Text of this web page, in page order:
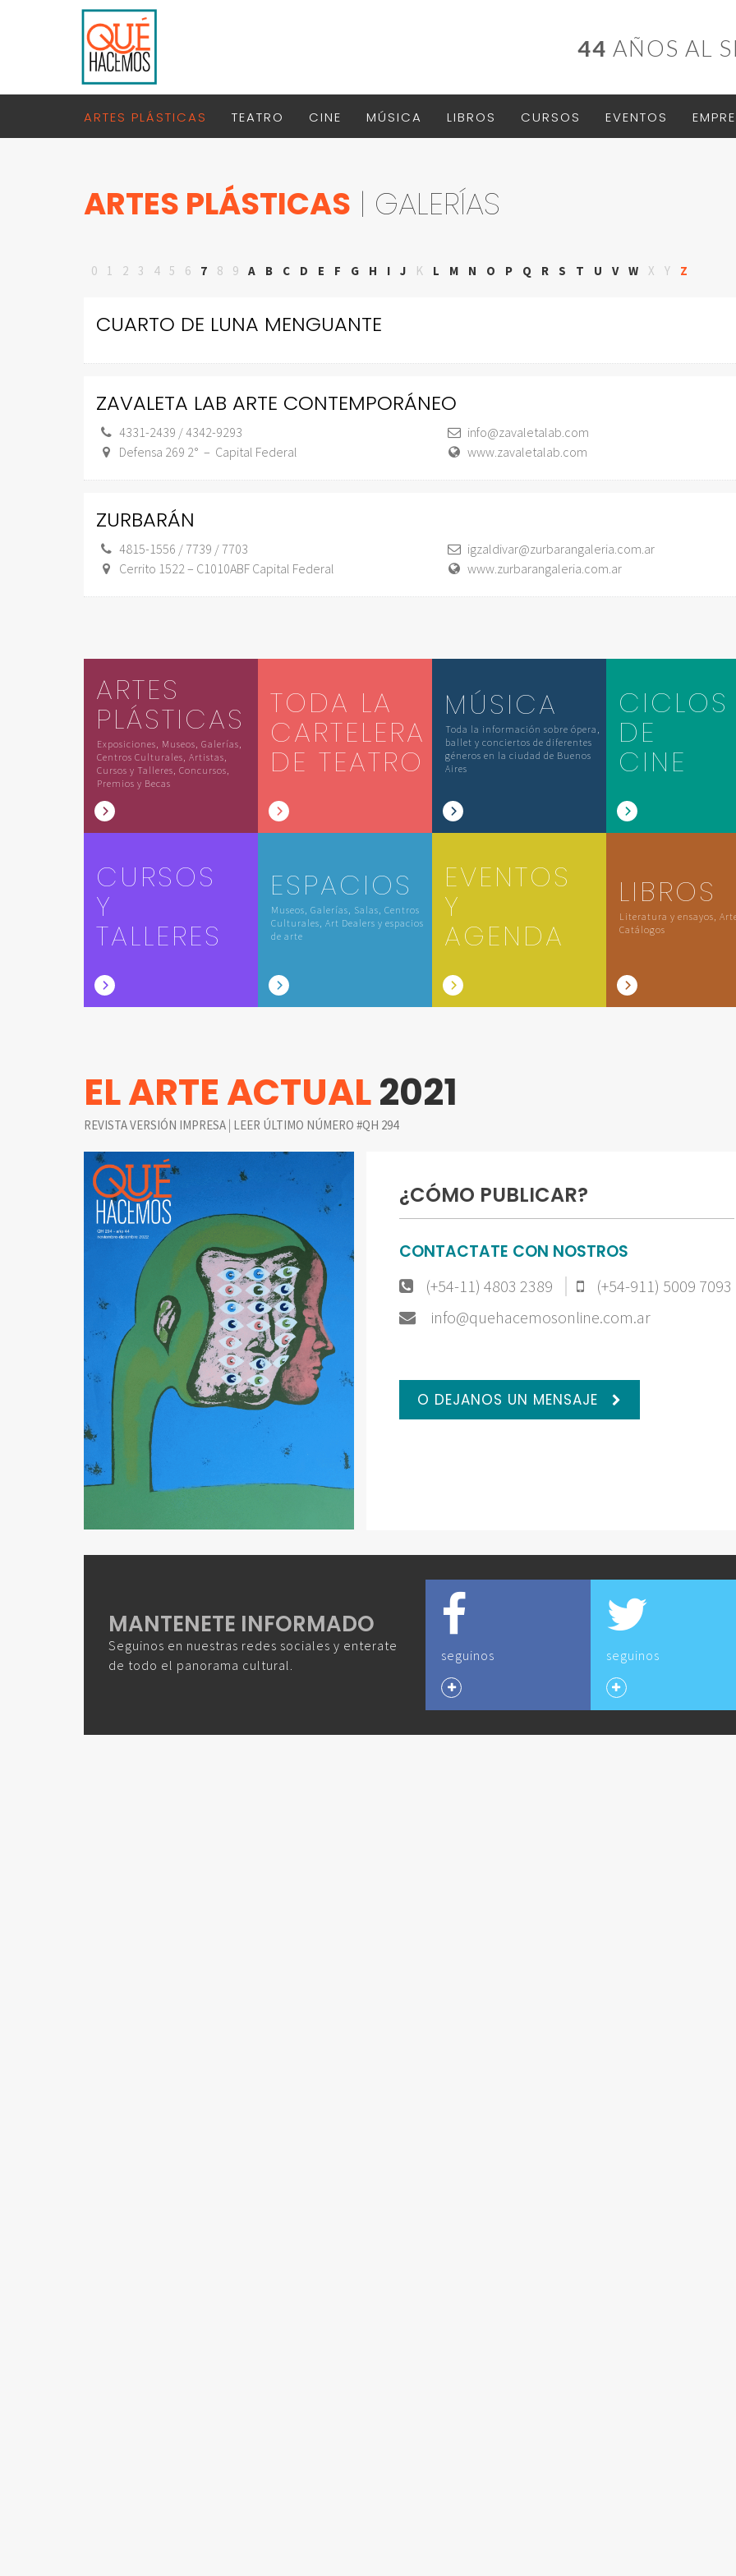
44 AÑOS AL
ARTES PLÁSTICAS TEATRO CINE MÚSICA LIBROS CURSOS EVENTOS
ARTES PLÁSTICAS | GALERÍAS
0 1 2 3 4 5 6 7 8 9 A B C D E F G H I J K L M N O P Q R S T U V W X Y Z
CUARTO DE LUNA MENGUANTE
ZAVALETA LAB ARTE CONTEMPORÁNEO
4331-2439 / 4342-9293
info@zavaletalab.com
Defensa 269 2° – Capital Federal
www.zavaletalab.com
ZURBARÁN
4815-1556 / 7739 / 7703
igzaldivar@zurbarangaleria.com.ar
Cerrito 1522 – C1010ABF Capital Federal
www.zurbarangaleria.com.ar
ARTES
PLÁSTICAS
Exposiciones, Museos, Galerías,
Centros Culturales, Artistas,
Cursos y Talleres, Concursos,
Premios y Becas
TODA LA
CARTELERA
DE TEATRO
MÚSICA
Toda la información sobre ópera,
ballet y conciertos de diferentes
géneros en la ciudad de Buenos
Aires
CICLOS
DE
CINE
CURSOS
Y
TALLERES
ESPACIOS
Museos, Galerías, Salas, Centros
Culturales, Art Dealers y espacios
de arte
EVENTOS
Y
AGENDA
LIBROS
Literatura y ensayos,
Catálogos
EL ARTE ACTUAL2021
REVISTA VERSIÓN IMPRESA | LEER ÚLTIMO NÚMERO #QH 294
¿CÓMO PUBLICAR?
CONTACTATE CON NOSTROS
(+54-11) 4803 2389
(+54-911) 5009 7093
info@quehacemosonline.com.ar
O DEJANOS UN MENSAJE
MANTENETE INFORMADO
Seguinos en nuestras redes sociales y enterate
de todo el panorama cultural.
seguinos seguinos